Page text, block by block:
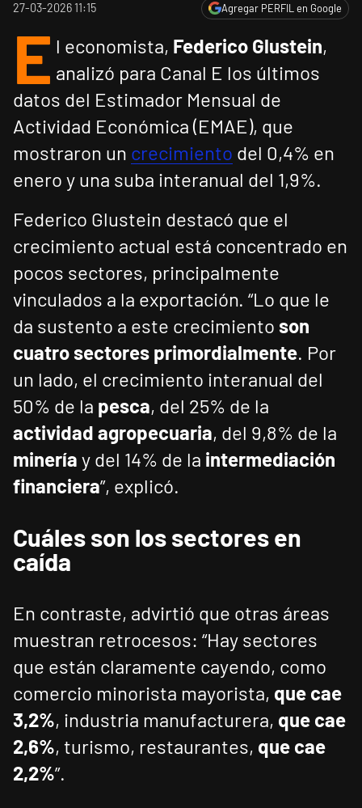
27-03-2026 11:15 Agregar PERFIL en Google
E l economista, Federico Glustein,
analizó para Canal E los últimos
datos del Estimador Mensual de
Actividad Económica (EMAE), que
mostraron un crecimiento del 0,4% en
enero y una suba interanual del 1,9%.
Federico Glustein destacó que el
crecimiento actual está concentrado en
pocos sectores, principalmente
vinculados a la exportación. “Lo que le
da sustento a este crecimiento son
cuatro sectores primordialmente. Por
un lado, el crecimiento interanual del
50% de la pesca, del 25% de la
actividad agropecuaria, del 9,8% de la
minería y del 14% de la intermediación
financiera”, explicó.
Cuáles son los sectores en
caída
En contraste, advirtió que otras áreas
muestran retrocesos: “Hay sectores
que están claramente cayendo, como
comercio minorista mayorista, que cae
3,2%, industria manufacturera, que cae
2,6%, turismo, restaurantes, que cae
2,2%”.